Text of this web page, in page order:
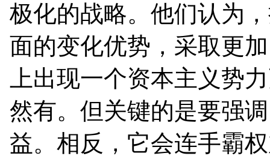
极化的战略。他们认为
面的变化优势，采取更
上出现一个资本主义势
然有。但关键的是要强
益。相反，它会连手霸